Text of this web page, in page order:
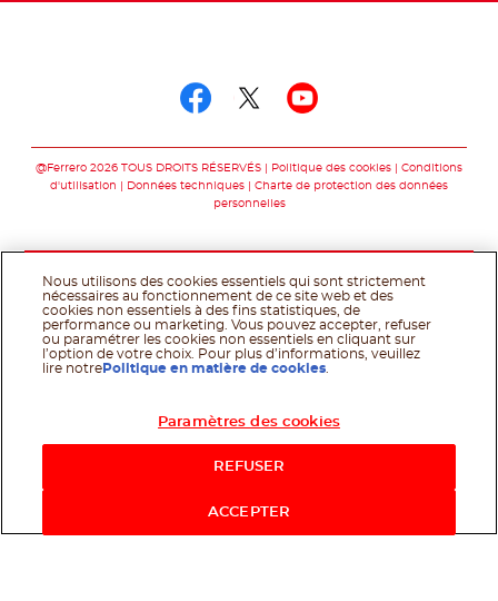
@Ferrero 2026 TOUS DROITS RÉSERVÉS Politique des cookies
Conditions
d'utilisation
Données techniques
Charte de protection des données
personnelles
Nous utilisons des cookies essentiels qui sont strictement
nécessaires au fonctionnement de ce site web et des
cookies non essentiels à des fins statistiques, de
performance ou marketing. Vous pouvez accepter, refuser
ou paramétrer les cookies non essentiels en cliquant sur
l’option de votre choix. Pour plus d’informations, veuillez
lire notre Politique en matière de cookies
Paramètres des cookies
REFUSER
ACCEPTER